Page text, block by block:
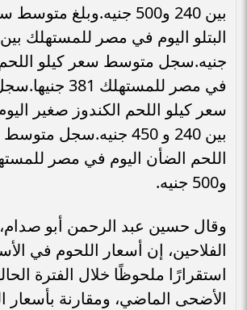
بين 240 و500 جنيه.وبلغ
جنيه.سجل متوسط سعر كيلو اللحم
في مصر للمستهلك
سعر كيلو اللحم الكندوز صغير
بين 240 و 450 جنيه.سجل
و500 جنيه.
وقال حسين عبد الرحمن أبو
الفلاحين، إن أسعار اللحوم في
استقرارًا ملحوظًا خلال الفترة
الأضحى الماضي، ومقارنة بأسعار